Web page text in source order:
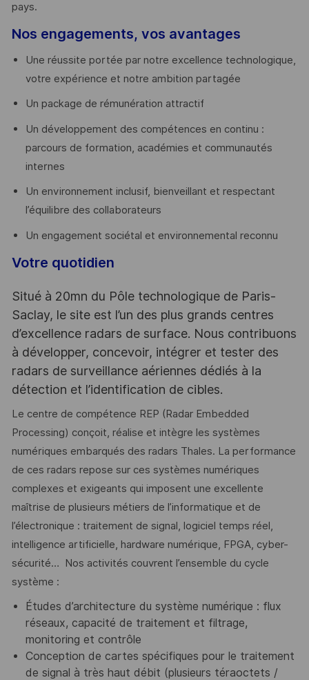
pays. ​
Nos engagements, vos avantages
Une réussite portée par notre excellence technologique,
votre expérience et notre ambition partagée
Un package de rémunération attractif
Un développement des compétences en continu :
parcours de formation, académies et communautés
internes
Un environnement inclusif, bienveillant et respectant
l’équilibre des collaborateurs
Un engagement sociétal et environnemental reconnu
Votre quotidien
Situé à 20mn du Pôle technologique de Paris-
Saclay, le site est l’un des plus grands centres
d’excellence radars de surface. Nous contribuons
à développer, concevoir, intégrer et tester des
radars de surveillance aériennes dédiés à la
détection et l’identification de cibles.
Le centre de compétence REP (Radar Embedded
Processing) conçoit, réalise et intègre les systèmes
numériques embarqués des radars Thales. La performance
de ces radars repose sur ces systèmes numériques
complexes et exigeants qui imposent une excellente
maîtrise de plusieurs métiers de l’informatique et de
l’électronique : traitement de signal, logiciel temps réel,
intelligence artificielle, hardware numérique, FPGA, cyber-
sécurité… Nos activités couvrent l’ensemble du cycle
système :
Études d’architecture du système numérique : flux
réseaux, capacité de traitement et filtrage,
monitoring et contrôle
Conception de cartes spécifiques pour le traitement
de signal à très haut débit (plusieurs téraoctets /